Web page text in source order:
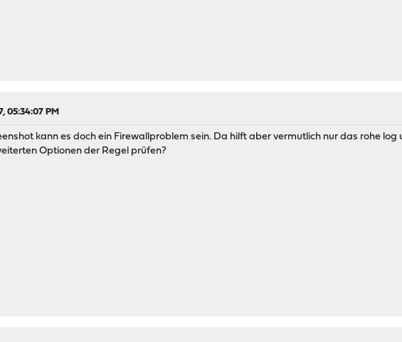
05:34:07 PM
kann es doch ein Firewallproblem sein. Da hilft aber vermutlich nur das rohe
Optionen der Regel prüfen?